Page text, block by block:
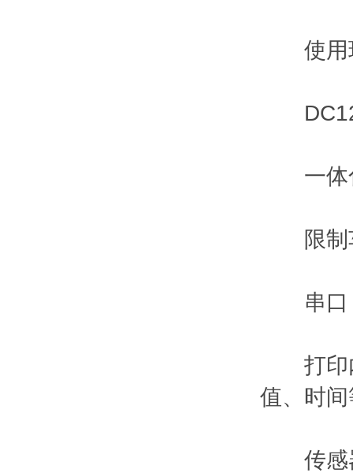
使用
一体化
限制
串口：
打印内
值、时间
传感器